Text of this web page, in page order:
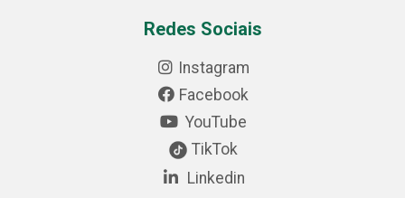
Redes Sociais
Instagram
Facebook
YouTube
TikTok
Linkedin